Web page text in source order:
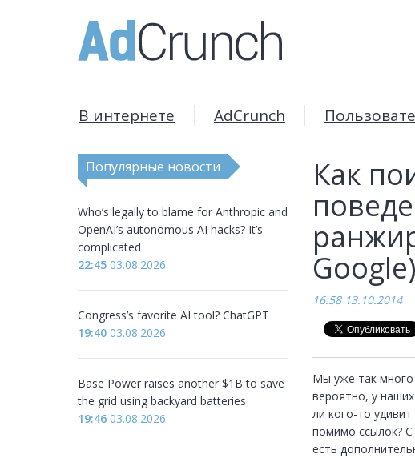
В интернете AdCrunch
Популярные новости
Who’s legally to blame for Anthropic and
OpenAI’s autonomous AI hacks? It’s
complicated
22:45 03.08.2026
Congress’s favorite AI tool? ChatGPT
19:40 03.08.2026
Base Power raises another $1B to save
the grid using backyard batteries
19:46 03.08.2026
Как
Google)
16:58 13.10.2014
Мы уже так много
вероятно, у
ли кого-то
помимо ссылок? С
есть